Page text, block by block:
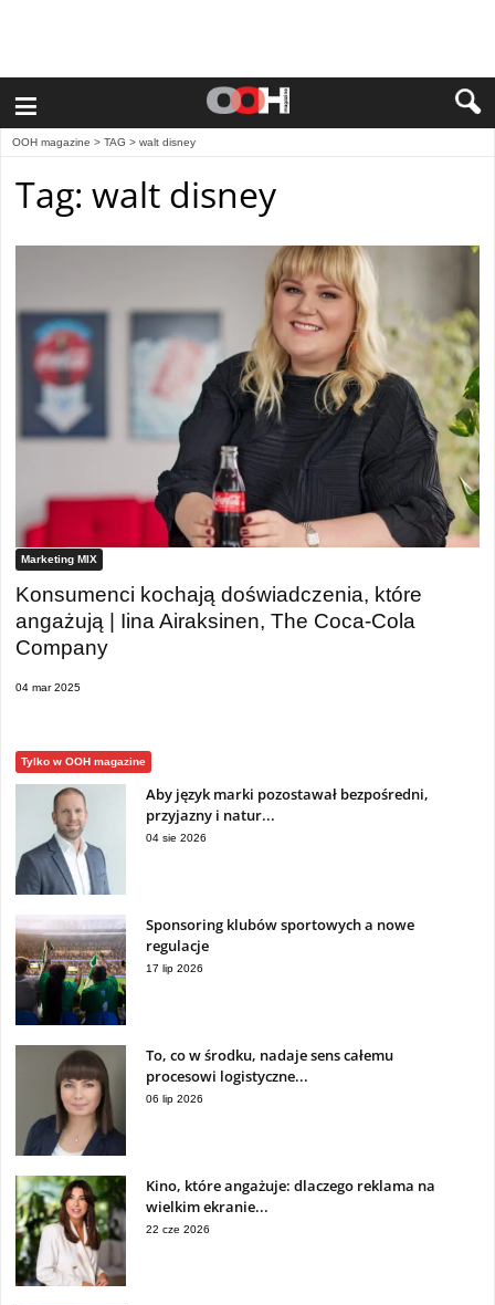
≡
OOH magazine > TAG > walt disney
Tag: walt disney
Marketing MIX
Konsumenci kochają doświadczenia, które
angażują | Iina Airaksinen, The Coca-Cola
Company
04 mar 2025
Tylko w OOH magazine
Aby język marki pozostawał bezpośredni,
przyjazny i natur...
04 sie 2026
Sponsoring klubów sportowych a nowe
regulacje
17 lip 2026
To, co w środku, nadaje sens całemu
procesowi logistyczne...
06 lip 2026
Kino, które angażuje: dlaczego reklama na
wielkim ekranie...
22 cze 2026